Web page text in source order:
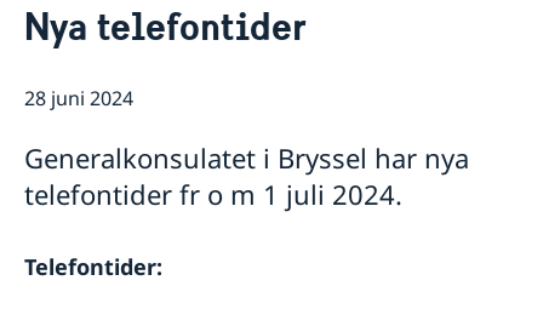
Tidsbokning
Dataskyddspolicy (GDPR)
Så stöttar vi svenska företag
Team Sweden
Så kan du få stöd
Kalendarium
Nya telefontider
28 juni 2024
Generalkonsulatet i Bryssel har nya
telefontider fr o m 1 juli 2024.
Telefontider: